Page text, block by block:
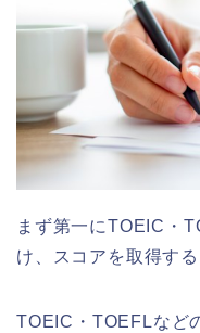
まず第一にTOEIC・
け、スコアを取得す
TOEIC・TOEFLなど